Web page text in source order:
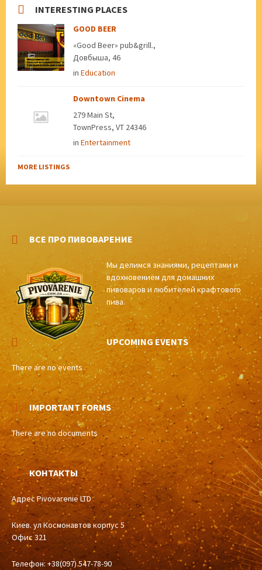
INTERESTING PLACES
GOOD BEER
«Good Beer» pub&grill.,
Довбыша, 46
in Education
Downtown Cinema
279 Main St,
TownPress, VT 24346
in Entertainment
MORE LISTINGS
ВСЕ ПРО ПИВОВАРЕНИЕ
Мы делимся знаниями, рецептами и
вдохновением для домашних
пивоваров и любителей крафтового
пива.
UPCOMING EVENTS
There are no events
IMPORTANT FORMS
There are no documents
КОНТАКТЫ
Адрес Pivovarenie LTD
Киев. ул Космонавтов корпус 5
Офис 321
Телефон: +38(097) 547-78-90